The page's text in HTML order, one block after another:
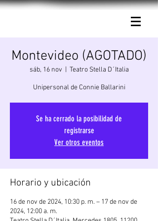
Montevideo (AGOTADO)
sáb, 16 nov Teatro Stella D´Italia
Unipersonal de Connie Ballarini
Se ha cerrado la posibilidad de
registrarse
Ver otros eventos
Horario y ubicación
16 de nov de 2024, 10:30 p. m. – 17 de nov de
2024, 12:00 a. m.